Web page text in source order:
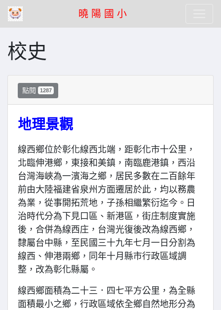
曉 陽 國 小
校史
點閱 1287
地理景觀
線西鄉位於彰化線西北端，距彰化市十公里，
北臨伸港鄉，東接和美鎮，南臨鹿港鎮，西沿
台灣海峽為一濱海之鄉，居民多數在二百餘年
前由大陸福建省泉州方面遷居於此，均以務農
為業，從事開拓荒地，子孫相繼繁衍迄今。日
治時代分為下見口區、新港區，街庄制度實施
後，合併為線西庄，台灣光復後改為線西鄉，
隸屬台中縣，至民國三十九年七月一日分割為
線西、伸港兩鄉，同年十月縣市行政區域調
整，改為彰化縣屬。
線西鄉面積為二十三．四七平方公里，為全縣
面積最小之鄉，行政區域依全鄉自然地形分為